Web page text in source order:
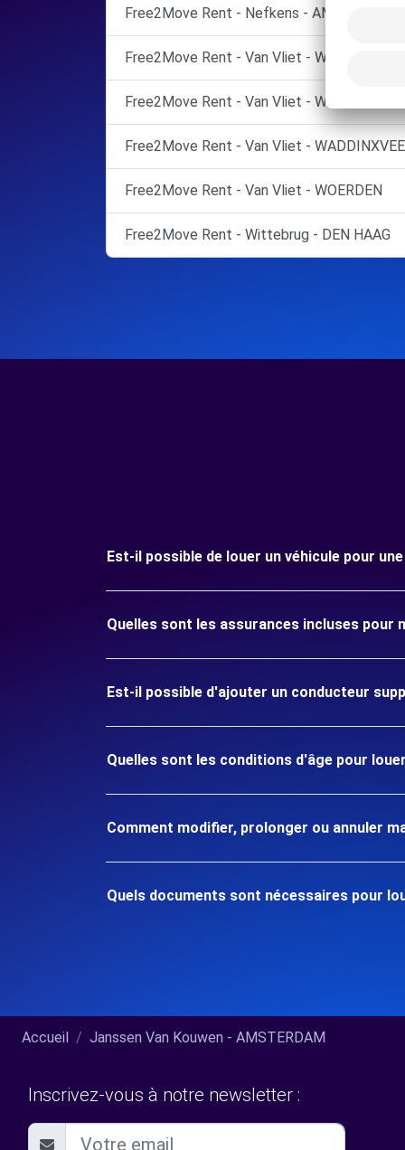
Free2Move Rent - Nefkens - AMERSFOORT
Free2Move Rent - Van Vliet -
Free2Move Rent - Van Vliet -
Free2Move Rent - Van Vliet -
Free2Move Rent - Van Vliet - WOERDEN
Free2Move Rent - Wittebrug - DEN HAAG
Est-il possible de louer un véhicule pour
Quelles sont les assurances incluses pour
Est-il possible d'ajouter un conducteur
Quelles sont les conditions d'âge pour
Comment modifier, prolonger ou annuler
Quels documents sont nécessaires pour
Accueil Janssen Van Kouwen - AMSTERDAM
Inscrivez-vous à notre newsletter :